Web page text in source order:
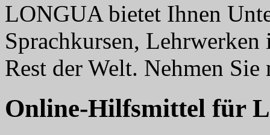
LONGUA bietet Ihnen
Sprachkursen,
Rest der Welt. Nehmen
Online-Hilfsmittel für